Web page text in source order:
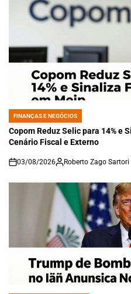
POSTED
IN
FINANÇAS E NEGÓCIOS
Copom Reduz Selic para 14% e
Cenário Fiscal e Externo
on
03/08/2026 Roberto Zago Sartori